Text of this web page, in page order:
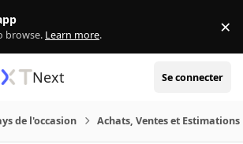
browse. Learn more. ×
Next Se connecter
de l'occasion Achats, Ventes et Estimations